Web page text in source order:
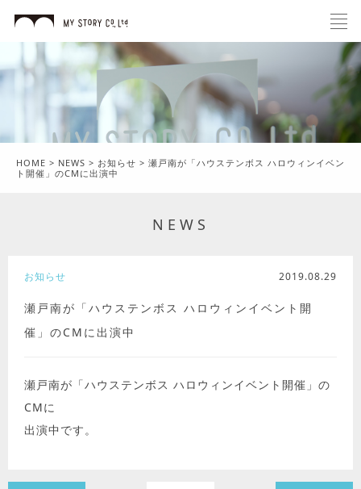
HOME > NEWS > お知らせ > 瀬戸南が「ハウステンボス ハロウィンイベン
ト開催」のCMに出演中
NEWS
瀬戸南が「ハウステンボス ハロウィンイベント開
催」のCMに出演中
お知らせ 2019.08.29
瀬戸南が「ハウステンボス ハロウィンイベント開催」の
CMに
出演中です。